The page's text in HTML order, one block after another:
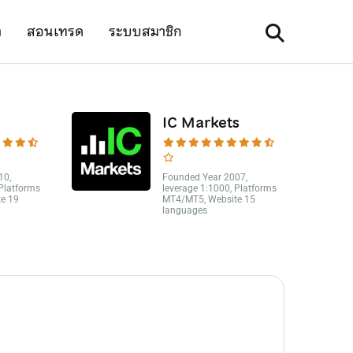
สอนเทรด ระบบสมาชิก
19
IC Markets
Founded Year 2007,
leverage 1:1000, Platforms
MT4/MT5, Website 15
languages